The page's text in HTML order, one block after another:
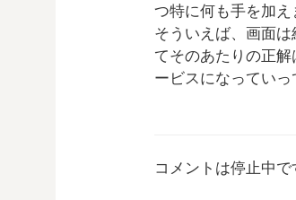
つ特に何も手を加え
そういえば、画面
てそのあたりの正
ービスになっていっ
コメントは停止中で